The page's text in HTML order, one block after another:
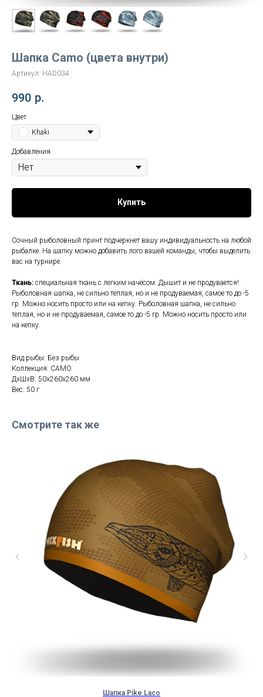
Шапка Camo (цвета внутри)
Артикул: HAD034
990 р.
Цвет
Khaki
Добавления
Купить
Сочный рыболовный принт подчеркнет вашу индивидуальность на любой
рыбалке. На шапку можно добавить лого вашей команды, чтобы выделить
вас на турнире.
Ткань: специальная ткань с легким начёсом. Дышит и не продувается!
Рыболовная шапка, не сильно теплая, но и не продуваемая, самое то до -5
гр. Можно носить просто или на кепку. Рыболовная шапка, не сильно
теплая, но и не продуваемая, самое то до -5 гр. Можно носить просто или
на кепку.
Вид рыбы: Без рыбы
Коллекция: CAMO
ДxШxВ: 50x260x260 мм
Вес: 50 г
Смотрите так же
Шапка Pike Laco